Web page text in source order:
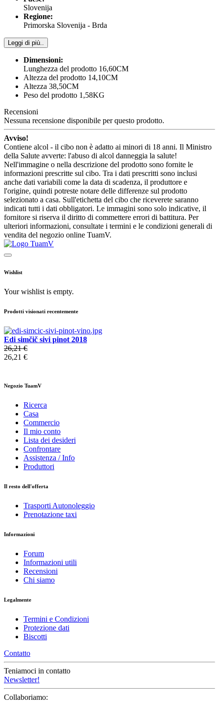
Slovenija
Regione:
Primorska Slovenija - Brda
Leggi di più..
Dimensioni:
Lunghezza del prodotto 16,60CM
Altezza del prodotto 14,10CM
Altezza 38,50CM
Peso del prodotto 1,58KG
Recensioni
Nessuna recensione disponibile per questo prodotto.
Avviso!
Contiene alcol - il cibo non è adatto ai minori di 18 anni. Il Ministro
della Salute avverte: l'abuso di alcol danneggia la salute!
Nell'immagine o nella descrizione del prodotto sono fornite le
informazioni prescritte sul cibo. Tra i dati prescritti sono inclusi
anche dati variabili come la data di scadenza, il produttore e
l'origine, quindi potreste notare delle differenze sul prodotto
selezionato a casa. Sull'etichetta del cibo che riceverete saranno
indicati tutti i dati obbligatori. Le immagini sono solo indicative, il
fornitore si riserva il diritto di commettere errori di battitura. Per
ulteriori informazioni, consultate i termini e le condizioni generali di
vendita del negozio online TuamV.
Wishlist
Your wishlist is empty.
Prodotti visionati recentemente
Edi simčič sivi pinot 2018
26,21 €
26,21 €
Negozio TuamV
Ricerca
Casa
Commercio
Il mio conto
Lista dei desideri
Confrontare
Assistenza / Info
Produttori
Il resto dell'offerta
Trasporti Autonoleggio
Prenotazione taxi
Informazioni
Forum
Informazioni utili
Recensioni
Chi siamo
Legalmente
Termini e Condizioni
Protezione dati
Biscotti
Contatto
Teniamoci in contatto
Newsletter!
Collaboriamo: